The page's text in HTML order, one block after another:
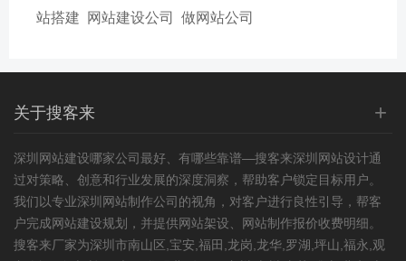
站搭建
网站建设公司 做网站公司
关于搜客来 +
深圳网站建设哪家公司最好、有哪些靠谱—搜客来深圳网站设计通
过对策略、创意和行业发展的深度洞察，帮助客户锁定目标用户。
我们以专业深圳网站制作公司的视角，对客户进行良性引导，帮客
户完成网站建设规划，并提供网站架设、网站制作报价收费明细。
搜客来厂家为深圳市南山区,宝安,福田,龙岗,龙华,罗湖,坪山,福永,观